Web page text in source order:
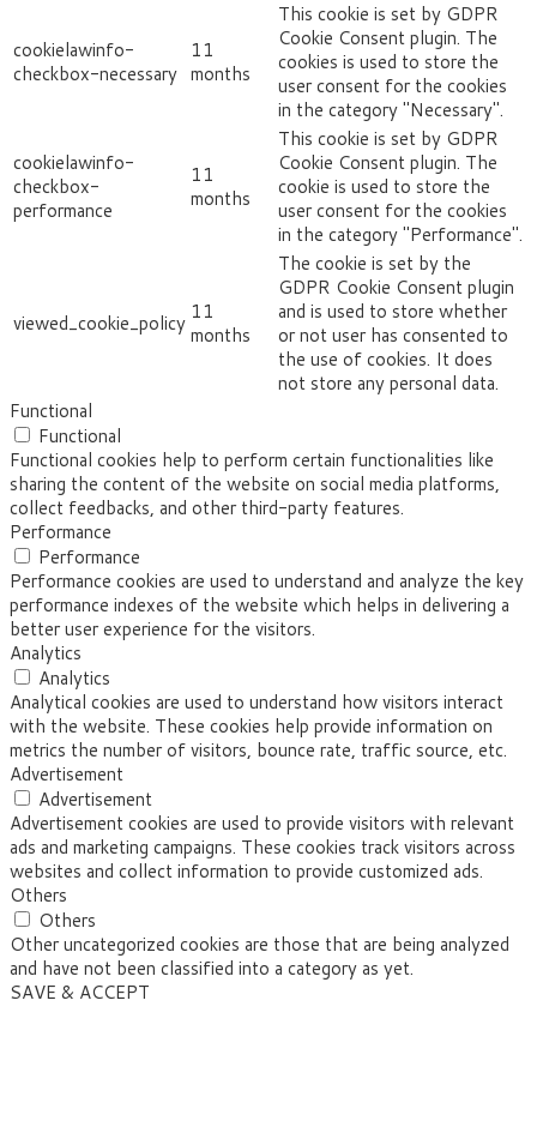
cookielawinfo-
checkbox-necessary
11
months
This cookie is set by GDPR
Cookie Consent plugin. The
cookies is used to store the
user consent for the cookies
in the category "Necessary".
cookielawinfo-
checkbox-
performance
11
months
This cookie is set by GDPR
Cookie Consent plugin. The
cookie is used to store the
user consent for the cookies
in the category "Performance".
viewed_cookie_policy 11
months
The cookie is set by the
GDPR Cookie Consent plugin
and is used to store whether
or not user has consented to
the use of cookies. It does
not store any personal data.
Functional
Functional
Functional cookies help to perform certain functionalities like
sharing the content of the website on social media platforms,
collect feedbacks, and other third-party features.
Performance
Performance
Performance cookies are used to understand and analyze the key
performance indexes of the website which helps in delivering a
better user experience for the visitors.
Analytics
Analytics
Analytical cookies are used to understand how visitors interact
with the website. These cookies help provide information on
metrics the number of visitors, bounce rate, traffic source, etc.
Advertisement
Advertisement
Advertisement cookies are used to provide visitors with relevant
ads and marketing campaigns. These cookies track visitors across
websites and collect information to provide customized ads.
Others
Others
Other uncategorized cookies are those that are being analyzed
and have not been classified into a category as yet.
SAVE & ACCEPT